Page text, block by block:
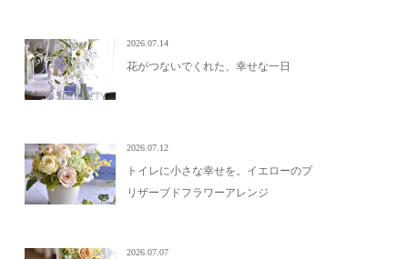
2026.07.14
花がつないでくれた、幸せな一日
2026.07.12
トイレに小さな幸せを。イエローのプ
リザーブドフラワーアレンジ
2026.07.07